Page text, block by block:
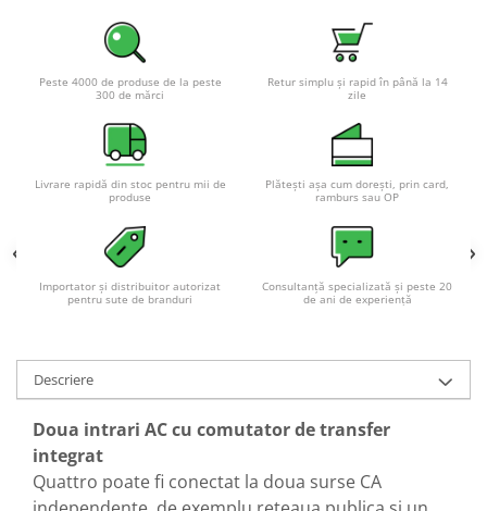
Acumulatori VRLA AGM/GEL /
Tractiune / LiFePo4
Baterii si acumulatori gel si VRLA
Baterii si acumulatori AGM VRLA
Acumulatori Moto, ATV
Li-Ion
SLA AGM (Sealed Lead Acid)
Tractiune
Marine & Caravan
APC
Pachete acumulatori VRLA
Sisteme de management (BMS)
Peste 4000 de produse de la peste
300 de mărci
Retur simplu și rapid în până la 14
zile
Livrare rapidă din stoc pentru mii de
produse
Plătești așa cum dorești, prin card,
ramburs sau OP
Importator și distribuitor autorizat
pentru sute de branduri
Consultanță specializată și peste 20
de ani de experiență
Descriere
Doua intrari AC cu comutator de transfer
integrat
Quattro poate fi conectat la doua surse CA